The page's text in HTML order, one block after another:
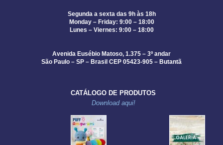
Segunda a sexta das 9h às 18h
Monday – Friday: 9:00 – 18:00
Lunes – Viernes: 9:00 – 18:00
Avenida Eusébio Matoso, 1.375 – 3º andar
São Paulo – SP – Brasil CEP 05423-905 – Butantã
CATÁLOGO DE PRODUTOS
Download aqui!